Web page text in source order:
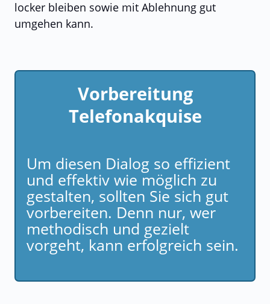
locker bleiben sowie mit Ablehnung gut
umgehen kann.
Vorbereitung
Telefonakquise
Um diesen Dialog so effizient
und effektiv wie möglich zu
gestalten, sollten Sie sich gut
vorbereiten. Denn nur, wer
methodisch und gezielt
vorgeht, kann erfolgreich sein.